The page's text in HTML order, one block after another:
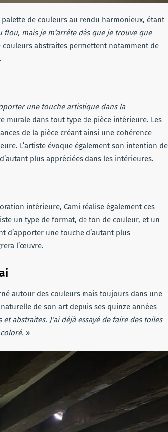
de couleurs au rendu harmonieux, étant
flou, mais je m’arrête dès que je trouve que
couleurs abstraites permettent notamment de
une touche artistique dans la
murale dans tout type de pièce intérieure. Les
de la pièce créant ainsi une cohérence
L’artiste évoque également son intention de
plus appréciées dans les intérieures.
intérieure, Cami réalise également ces
un type de format, de ton de couleur, et un
d’apporter une touche d’autant plus
l’œuvre.
autour des couleurs mais toujours dans une
de son art depuis ses quinze années
abstraites. J’ai déjà essayé de faire des toiles
»